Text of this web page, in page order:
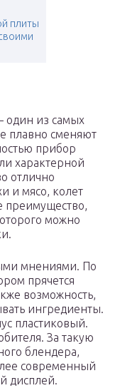
плиты
один из самых
плавно сменяют
прибор
характерной
отлично
и мясо, колет
преимущество,
можно
мнениями. По
прячется
возможность,
ингредиенты.
пластиковый.
За такую
блендера,
современный
дисплей.